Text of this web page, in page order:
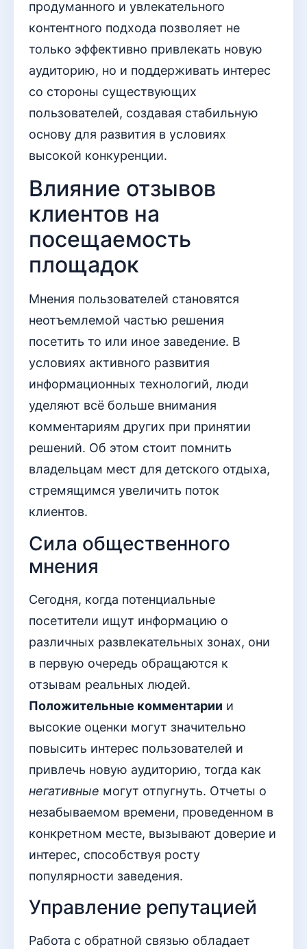
продуманного и увлекательного
контентного подхода позволяет не
только эффективно привлекать новую
аудиторию, но и поддерживать интерес
со стороны существующих
пользователей, создавая стабильную
основу для развития в условиях
высокой конкуренции.
Влияние отзывов
клиентов на
посещаемость
площадок
Мнения пользователей становятся
неотъемлемой частью решения
посетить то или иное заведение. В
условиях активного развития
информационных технологий, люди
уделяют всё больше внимания
комментариям других при принятии
решений. Об этом стоит помнить
владельцам мест для детского отдыха,
стремящимся увеличить поток
клиентов.
Сила общественного
мнения
Сегодня, когда потенциальные
посетители ищут информацию о
различных развлекательных зонах, они
в первую очередь обращаются к
отзывам реальных людей.
Положительные комментарии и
высокие оценки могут значительно
повысить интерес пользователей и
привлечь новую аудиторию, тогда как
негативные могут отпугнуть. Отчеты о
незабываемом времени, проведенном в
конкретном месте, вызывают доверие и
интерес, способствуя росту
популярности заведения.
Управление репутацией
Работа с обратной связью обладает